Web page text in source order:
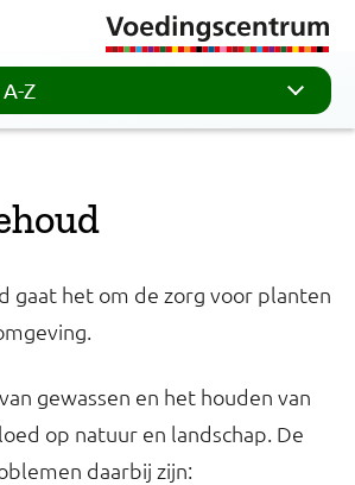
Z
gaat het om de zorg voor planten
gewassen en het houden van
op natuur en landschap. De
daarbij zijn: